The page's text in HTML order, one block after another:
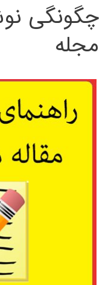
چگونگی
مجله